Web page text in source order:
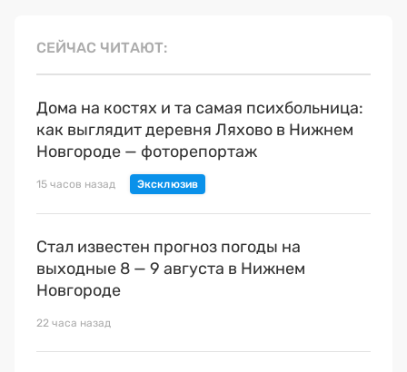
СЕЙЧАС ЧИТАЮТ
Дома на костях и та самая психбольница:
как выглядит деревня Ляхово в Нижнем
Новгороде — фоторепортаж
15 часов назад
Стал известен прогноз погоды на
выходные 8 — 9 августа в Нижнем
Новгороде
22 часа назад